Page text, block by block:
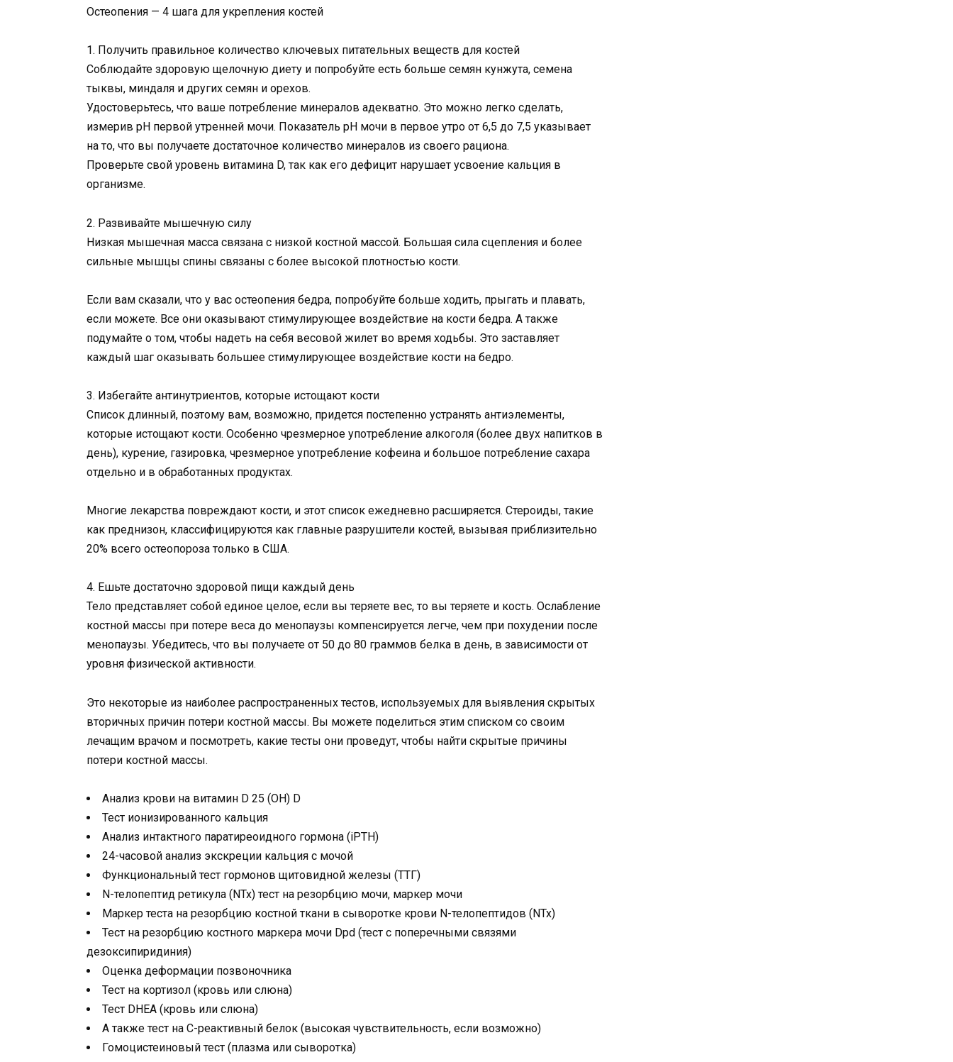
Остеопения — 4 шага для укрепления костей
1. Получить правильное количество ключевых питательных веществ для костей
Соблюдайте здоровую щелочную диету и попробуйте есть больше семян кунжута, семена
тыквы, миндаля и других семян и орехов.
Удостоверьтесь, что ваше потребление минералов адекватно. Это можно легко сделать,
измерив рН первой утренней мочи. Показатель pH мочи в первое утро от 6,5 до 7,5 указывает
на то, что вы получаете достаточное количество минералов из своего рациона.
Проверьте свой уровень витамина D, так как его дефицит нарушает усвоение кальция в
организме.
2. Развивайте мышечную силу
Низкая мышечная масса связана с низкой костной массой. Большая сила сцепления и более
сильные мышцы спины связаны с более высокой плотностью кости.
Если вам сказали, что у вас остеопения бедра, попробуйте больше ходить, прыгать и плавать,
если можете. Все они оказывают стимулирующее воздействие на кости бедра. А также
подумайте о том, чтобы надеть на себя весовой жилет во время ходьбы. Это заставляет
каждый шаг оказывать большее стимулирующее воздействие кости на бедро.
3. Избегайте антинутриентов, которые истощают кости
Список длинный, поэтому вам, возможно, придется постепенно устранять антиэлементы,
которые истощают кости. Особенно чрезмерное употребление алкоголя (более двух напитков в
день), курение, газировка, чрезмерное употребление кофеина и большое потребление сахара
отдельно и в обработанных продуктах.
Многие лекарства повреждают кости, и этот список ежедневно расширяется. Стероиды, такие
как преднизон, классифицируются как главные разрушители костей, вызывая приблизительно
20% всего остеопороза только в США.
4. Ешьте достаточно здоровой пищи каждый день
Тело представляет собой единое целое, если вы теряете вес, то вы теряете и кость. Ослабление
костной массы при потере веса до менопаузы компенсируется легче, чем при похудении после
менопаузы. Убедитесь, что вы получаете от 50 до 80 граммов белка в день, в зависимости от
уровня физической активности.
Это некоторые из наиболее распространенных тестов, используемых для выявления скрытых
вторичных причин потери костной массы. Вы можете поделиться этим списком со своим
лечащим врачом и посмотреть, какие тесты они проведут, чтобы найти скрытые причины
потери костной массы.
Анализ крови на витамин D 25 (OH) D
Тест ионизированного кальция
Анализ интактного паратиреоидного гормона (iPTH)
24-часовой анализ экскреции кальция с мочой
Функциональный тест гормонов щитовидной железы (ТТГ)
N-телопептид ретикула (NTx) тест на резорбцию мочи, маркер мочи
Маркер теста на резорбцию костной ткани в сыворотке крови N-телопептидов (NTx)
Тест на резорбцию костного маркера мочи Dpd (тест с поперечными связями
дезоксипиридиния)
Оценка деформации позвоночника
Тест на кортизол (кровь или слюна)
Тест DHEA (кровь или слюна)
А также тест на С-реактивный белок (высокая чувствительность, если возможно)
Гомоцистеиновый тест (плазма или сыворотка)